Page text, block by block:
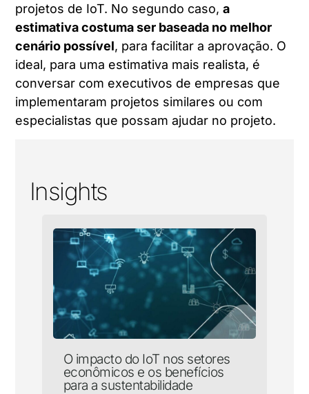
projetos de IoT. No segundo caso,a
estimativa costuma ser baseada no melhor
cenário possível, para facilitar a aprovação. O
ideal, para uma estimativa mais realista, é
conversar com executivos de empresas que
implementaram projetos similares ou com
especialistas que possam ajudar no projeto.
Insights
O impacto do IoT nos setores
econômicos e os benefícios
para a sustentabilidade